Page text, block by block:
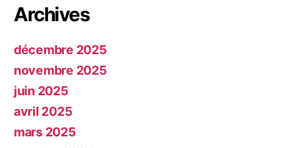
Archives
décembre 2025
novembre 2025
juin 2025
avril 2025
mars 2025